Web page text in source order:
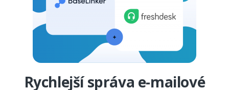
Rychlejší správa e-mailové